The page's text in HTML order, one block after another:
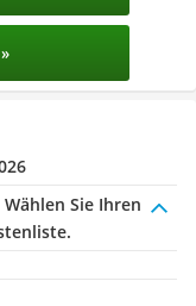
Wählen Sie Ihren